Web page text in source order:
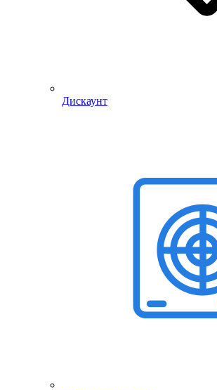
Дискаунт